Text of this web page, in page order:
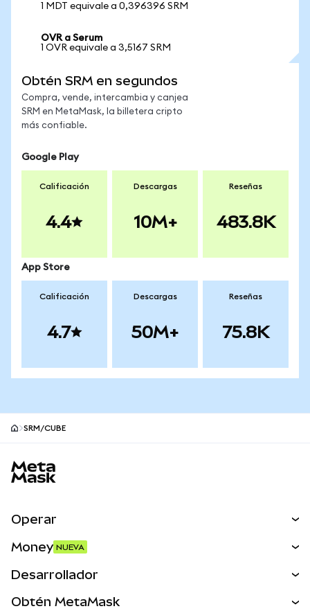
1 MDT equivale a 0,396396 SRM
OVR a Serum
1 OVR equivale a 3,5167 SRM
Obtén SRM en segundos
Compra, vende, intercambia y canjea
SRM en MetaMask, la billetera cripto
más confiable.
Google Play
Calificación
4.4
Descargas
10M+
Reseñas
483.8K
App Store
Calificación
4.7
Descargas
50M+
Reseñas
75.8K
SRM/CUBE
Operar
Activos del mundo real
Money NUEVA
Desarrollador
Obtén MetaMask